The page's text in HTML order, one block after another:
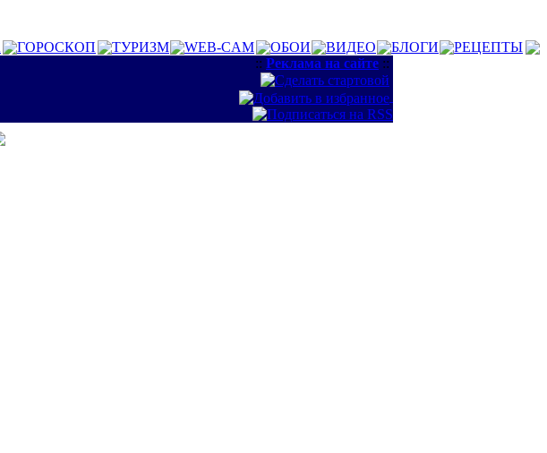
ГОРОСКОП ТУРИЗМ WEB-CAM ОБОИ ВИДЕО БЛОГИ
РЕЦЕПТЫ
:: Реклама на сайте ::